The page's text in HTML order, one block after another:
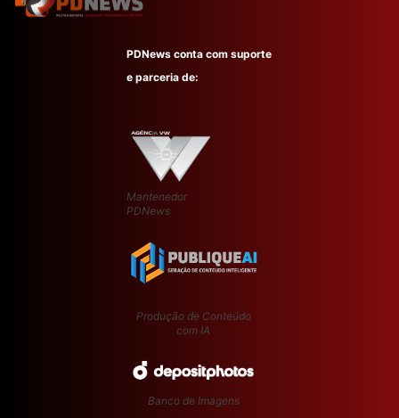
PDNews conta com suporte
e parceria de:
Mantenedor
PDNews
Produção de Conteúdo
com IA
Banco de Imagens